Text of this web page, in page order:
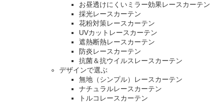
お昼透けにくいミラー効果レースカーテン
採光レースカーテン
花粉対策レースカーテン
UVカットレースカーテン
遮熱断熱レースカーテン
防炎レースカーテン
抗菌＆抗ウイルスレースカーテン
デザインで選ぶ
無地（シンプル）レースカーテン
ナチュラルレースカーテン
トルコレースカーテン